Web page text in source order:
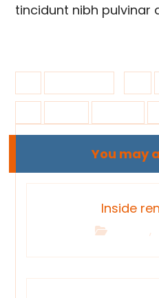
tincidunt nibh pulvinar
You may
Inside
,